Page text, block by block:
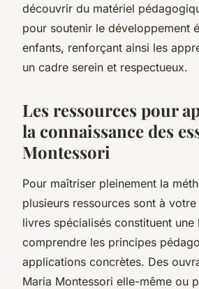
découvrir du matériel
pour soutenir le développement
enfants, renforçant ainsi les
un cadre serein et respectueux.
Les ressources pour
la connaissance des
Montessori
Pour maîtriser pleinement la
plusieurs ressources sont à
livres spécialisés constituent
comprendre les principes
applications concrètes. Des
Maria Montessori elle-même ou